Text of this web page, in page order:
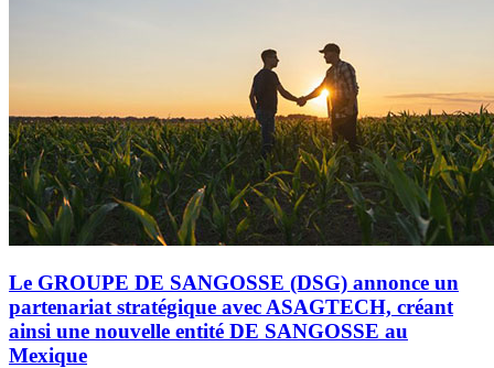
Le GROUPE DE SANGOSSE (DSG) annonce un
partenariat stratégique avec ASAGTECH, créant
ainsi une nouvelle entité DE SANGOSSE au
Mexique